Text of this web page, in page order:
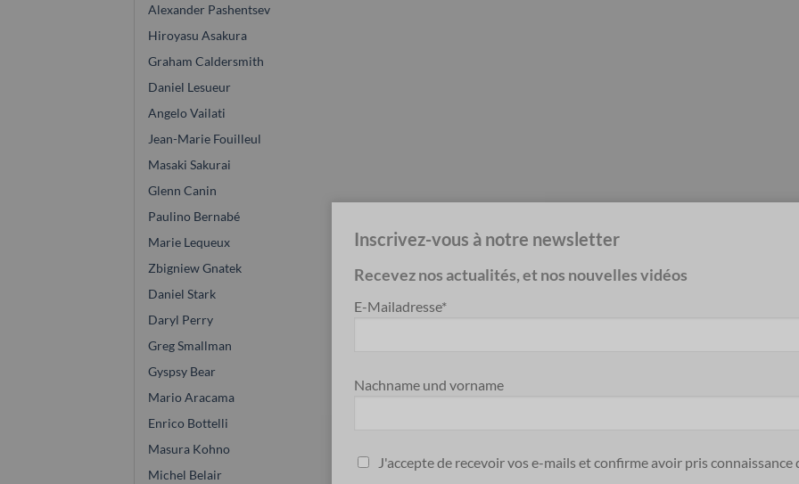
Alexander Pashentsev
Hiroyasu Asakura
Graham Caldersmith
Daniel Lesueur
Angelo Vailati
Jean-Marie Fouilleul
Masaki Sakurai
Glenn Canin
Paulino Bernabé
Marie Lequeux
Zbigniew Gnatek
Daniel Stark
Daryl Perry
Greg Smallman
Gyspsy Bear
Mario Aracama
Enrico Bottelli
Masura Kohno
Michel Belair
Inscrivez-vous à notre newsletter
Recevez nos actualités, et nos nouvelles vidéos
E-Mailadresse*
Nachname und vorname
J'accepte de recevoir vos e-mails et confirme avoir pris connaissance